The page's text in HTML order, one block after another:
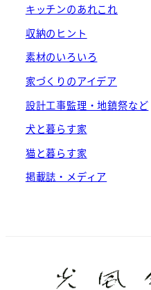
キッチンのあれこれ
収納のヒント
素材のいろいろ
家づくりのアイデア
設計工事監理・地鎮祭など
犬と暮らす家
猫と暮らす家
掲載誌・メディア